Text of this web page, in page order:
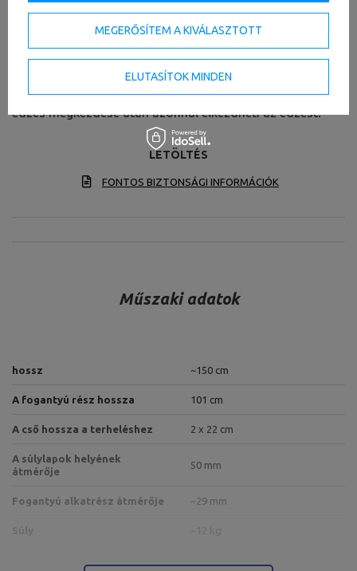
Ingyenes tollgallérok
A rudat két rugós gallér szállítja 50 mm-es rudakhoz. Az
edzés megkezdése után azonnal elkezdheti az edzést!
LETÖLTÉS
FONTOS BIZTONSÁGI INFORMÁCIÓK
Műszaki adatok
hossz ~150 cm
A fogantyú rész hossza 101 cm
A cső hossza a terheléshez 2 x 22 cm
A súlylapok helyének
átmérője
50 mm
Fogantyú alkatrész átmérője ~29 mm
MEGERŐSÍTEM A KIVÁLASZTOTT
ELUTASÍTOK MINDEN